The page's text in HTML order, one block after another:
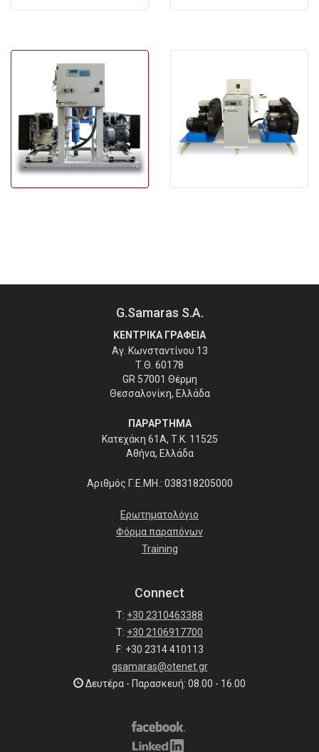
G.Samaras S.A.
ΚΕΝΤΡΙΚΑ ΓΡΑΦΕΙΑ
Αγ. Κωνσταντίνου 13
Τ.Θ. 60178
GR 57001 Θέρμη
Θεσσαλονίκη, Ελλάδα
ΠΑΡΑΡΤΗΜΑ
Κατεχάκη 61Α, Τ.Κ. 11525
Αθήνα, Ελλάδα
Αριθμός Γ.Ε.ΜΗ.: 038318205000
Ερωτηματολόγιο
Φόρμα παραπόνων
Training
Connect
T: +30 2310463388
T: +30 2106917700
F: +30 2314 410113
gsamaras@otenet.gr
Δευτέρα - Παρασκευή: 08.00 - 16.00